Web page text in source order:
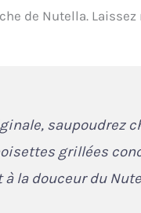
de Nutella. Laissez
saupoudrez
grillées
la douceur du